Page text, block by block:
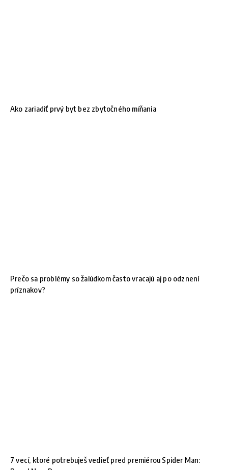
Ako zariadiť prvý byt bez zbytočného míňania
Prečo sa problémy so žalúdkom často vracajú aj po odznení
príznakov?
7 vecí, ktoré potrebuješ vedieť pred premiérou Spider Man: